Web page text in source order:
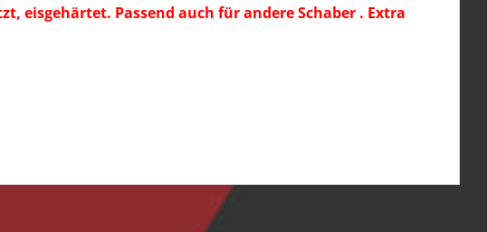
eisgehärtet. Passend auch für andere Schaber . Extra